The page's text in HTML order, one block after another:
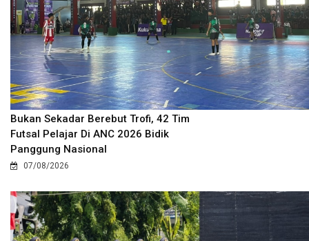
Bukan Sekadar Berebut Trofi, 42 Tim
Futsal Pelajar Di ANC 2026 Bidik
Panggung Nasional
07/08/2026